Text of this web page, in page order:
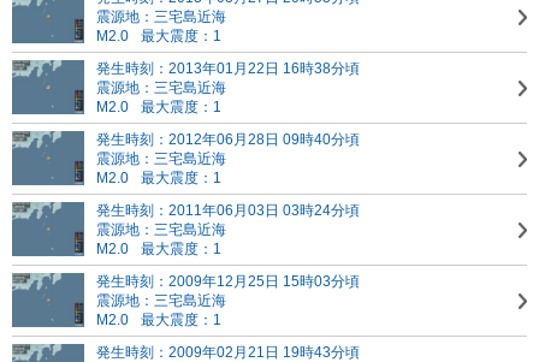
震源地：三宅島近海
M2.0
最大震度：1
発生時刻：2013年01月22日 16時38分頃
震源地：三宅島近海
M2.0
最大震度：1
発生時刻：2012年06月28日 09時40分頃
震源地：三宅島近海
M2.0
最大震度：1
発生時刻：2011年06月03日 03時24分頃
震源地：三宅島近海
M2.0
最大震度：1
発生時刻：2009年12月25日 15時03分頃
震源地：三宅島近海
M2.0
最大震度：1
発生時刻：2009年02月21日 19時43分頃